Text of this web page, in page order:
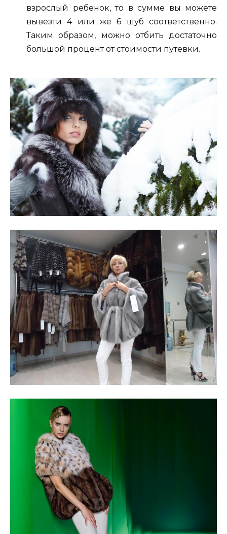
взрослый ребенок, то в сумме вы можете
вывезти 4 или же 6 шуб соответственно.
Таким образом, можно отбить достаточно
большой процент от стоимости путевки.